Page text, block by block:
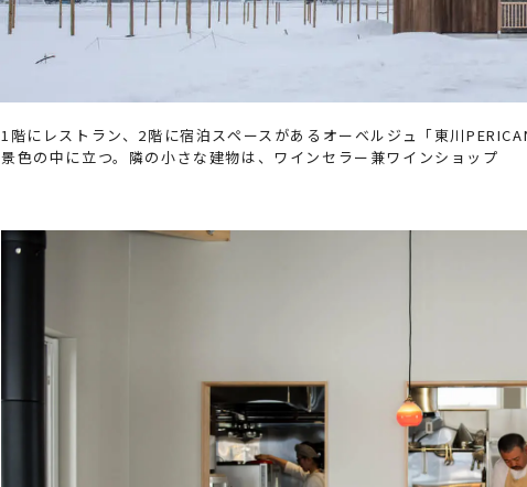
1階にレストラン、2階に宿泊スペースがあるオーベルジュ「東川
景色の中に立つ。隣の小さな建物は、ワインセラー兼ワインショップ